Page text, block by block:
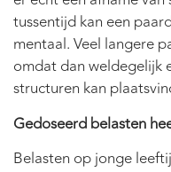
tussentijd kan een
mentaal. Veel langere
omdat dan weldegelijk
structuren kan
Gedoseerd belasten
Belasten op jonge